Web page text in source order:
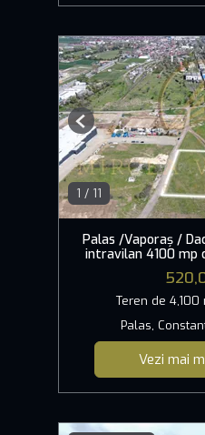
1 / 11
Previous
Palas /Vaporaș /
intravilan 4100 mp
Teren de
Palas,
Vezi mai